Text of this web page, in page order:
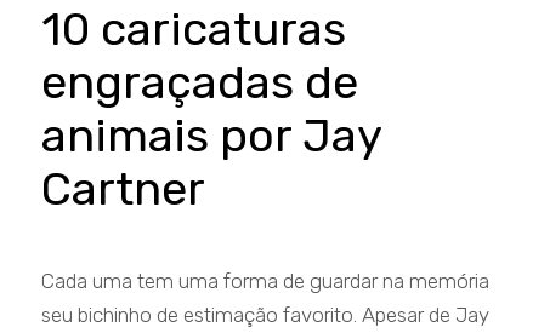
10 caricaturas
engraçadas de
animais por Jay
Cartner
Cada uma tem uma forma de guardar na memória
seu bichinho de estimação favorito. Apesar de Jay